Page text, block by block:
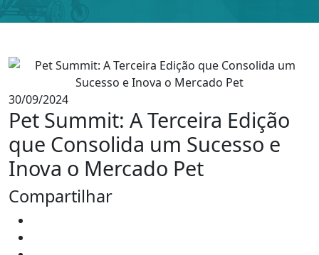
30/09/2024
Pet Summit: A Terceira Edição
que Consolida um Sucesso e
Inova o Mercado Pet
Compartilhar